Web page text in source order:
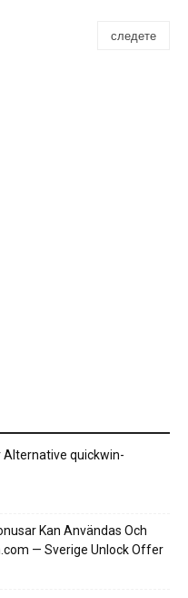
следете
Alternative quickwin-
Kan Användas Och
— Sverige Unlock Offer